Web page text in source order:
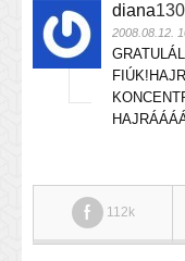
diana
2008.08.12.
112k